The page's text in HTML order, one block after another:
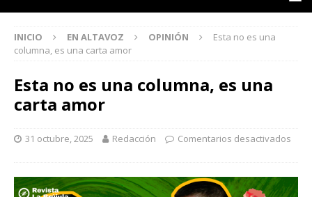
INICIO EN ALTAVOZ OPINIÓN
Esta no es una
columna, es una carta amor
Esta no es una columna, es una
carta amor
31 octubre, 2025 Redacción Comentarios desactivados